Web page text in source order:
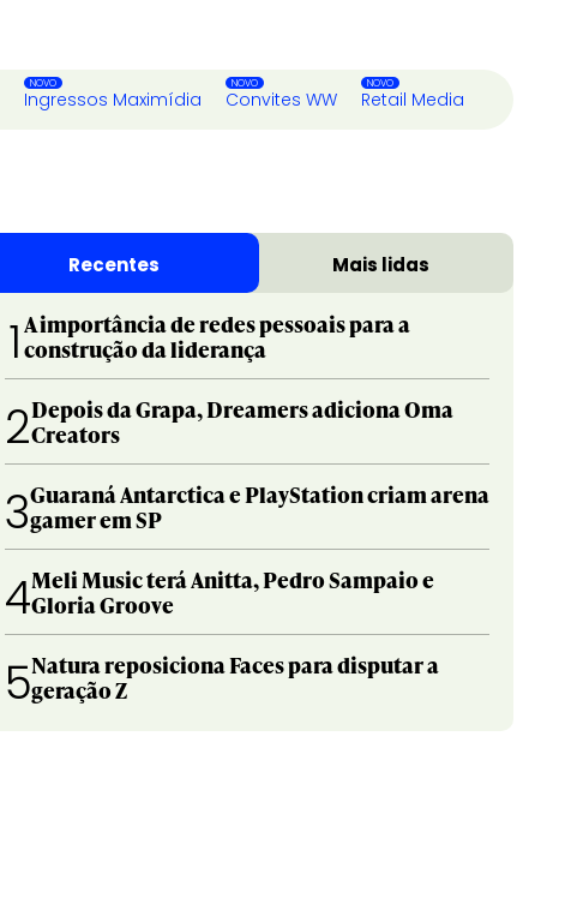
Ingressos Maximídia Convites WW Retail Media
Recentes Mais lidas
1 A importância de redes pessoais para a
construção da liderança
2Depois da Grapa, Dreamers adiciona Oma
Creators
3Guaraná Antarctica e PlayStation criam arena
gamer em SP
4Meli Music terá Anitta, Pedro Sampaio e
Gloria Groove
5Natura reposiciona Faces para disputar a
geração Z